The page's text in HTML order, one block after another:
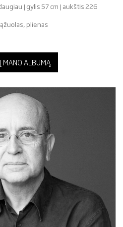
| gylis 57 cm | aukštis 226
plienas
MANO ALBUMĄ